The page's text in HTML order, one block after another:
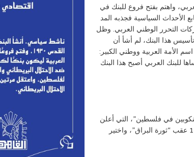
العربي، واهتم بفتح فروع للبنك في
الأحداث السياسية فجذبه المد
التحرر الوطني العربي. وظل
هذا البنك، لم أشأ أن
الأمة العربية ووطني الكبير:
للبنك العربي أصبح هذا البنك
في فلسطين”، التي أعلن
المجلس الإسلامي الأعلى رسمياً عن تشكيلها في 5 سبتمبر 1929 عقب “ثورة البراق”، واختير